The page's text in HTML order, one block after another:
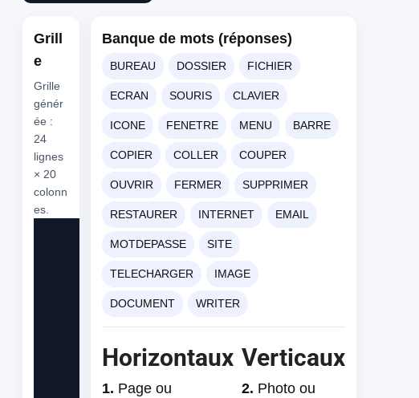
Grill
e
Grille
génér
ée :
24
lignes
× 20
colonn
es.
4
Banque de mots (réponses)
BUREAU DOSSIER FICHIER
ECRAN SOURIS CLAVIER
ICONE FENETRE MENU BARRE
COPIER COLLER COUPER
OUVRIR FERMER SUPPRIMER
RESTAURER INTERNET EMAIL
MOTDEPASSE SITE
TELECHARGER IMAGE
DOCUMENT WRITER
Horizontaux
1. Page ou
Verticaux
2. Photo ou